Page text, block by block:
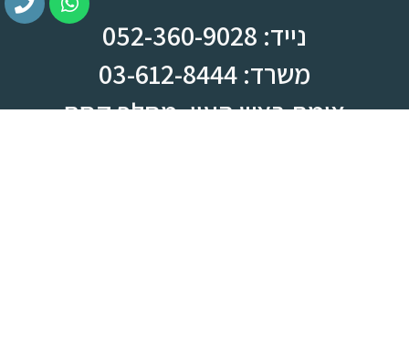
נייד: 052-360-9028
משרד: 03-612-8444
צומת ראש העין, מחלף קסם